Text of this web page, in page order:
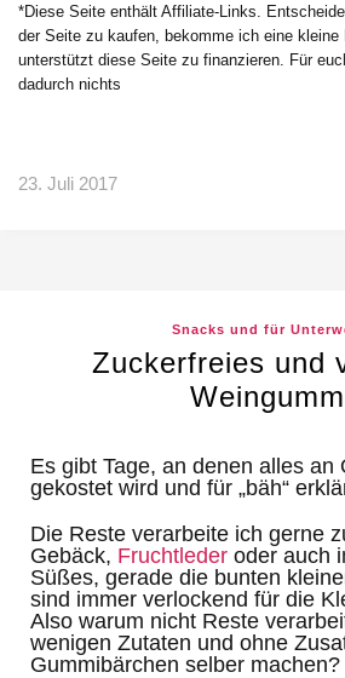
*Diese Seite enthält Affiliate-Links.
der Seite zu kaufen, bekomme ich eine
unterstützt diese Seite zu finanzieren. Für
dadurch nichts
23. Juli 2017
Snacks und für
Zuckerfreies und
Es gibt Tage, an denen alles an
gekostet wird und für „bäh“
Die Reste verarbeite ich gerne
Gebäck, Fruchtleder oder auch
Süßes, gerade die bunten
sind immer verlockend für die
Also warum nicht Reste
wenigen Zutaten und ohne
Gummibärchen selber machen?